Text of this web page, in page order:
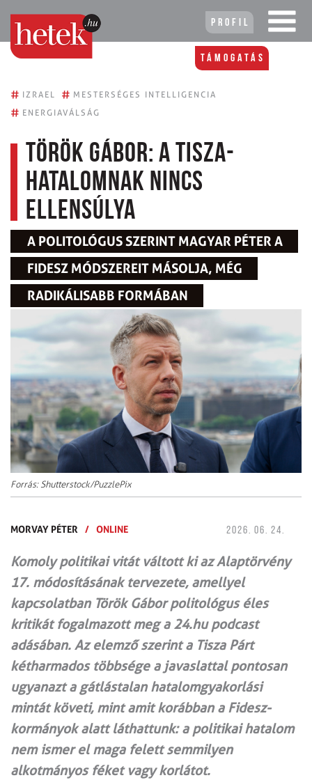
Profil
Támogatás
# IZRAEL # MESTERSÉGES INTELLIGENCIA
# ENERGIAVÁLSÁG
Török Gábor: A Tisza-
hatalomnak nincs
ellensúlya
A POLITOLÓGUS SZERINT MAGYAR PÉTER A
FIDESZ MÓDSZEREIT MÁSOLJA, MÉG
RADIKÁLISABB FORMÁBAN
Forrás: Shutterstock/PuzzlePix
MORVAY PÉTER / ONLINE 2026. 06. 24.
Komoly politikai vitát váltott ki az Alaptörvény
17. módosításának tervezete, amellyel
kapcsolatban Török Gábor politológus éles
kritikát fogalmazott meg a 24.hu podcast
adásában. Az elemző szerint a Tisza Párt
kétharmados többsége a javaslattal pontosan
ugyanazt a gátlástalan hatalomgyakorlási
mintát követi, mint amit korábban a Fidesz-
kormányok alatt láthattunk: a politikai hatalom
nem ismer el maga felett semmilyen
alkotmányos féket vagy korlátot.